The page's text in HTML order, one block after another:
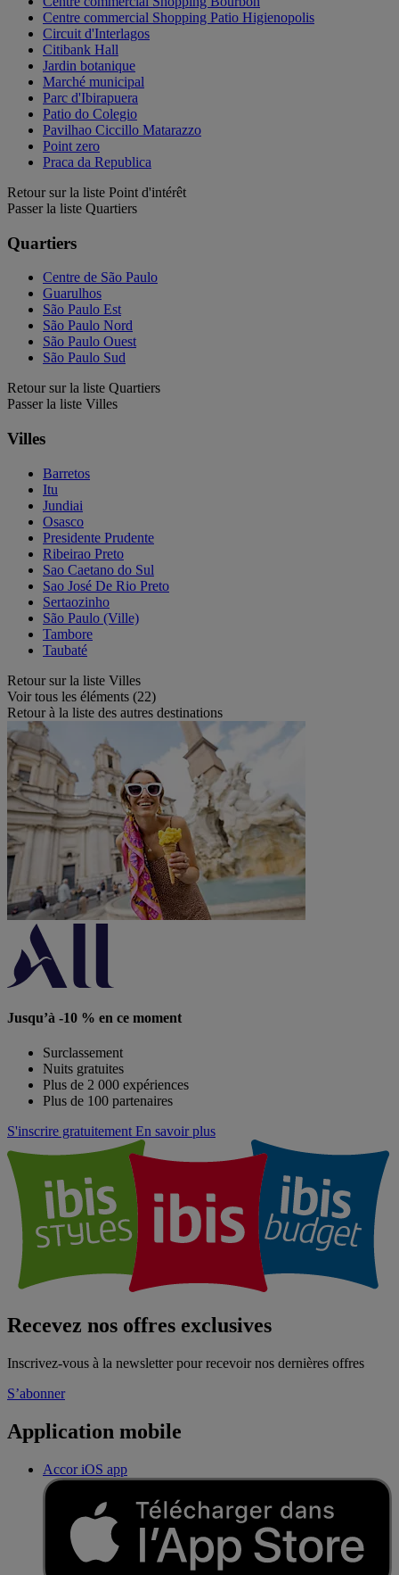
Centre commercial Shopping Patio Higienopolis
Circuit d'Interlagos
Citibank Hall
Jardin botanique
Marché municipal
Parc d'Ibirapuera
Patio do Colegio
Pavilhao Ciccillo Matarazzo
Point zero
Praca da Republica
Retour sur la liste Point d'intérêt
Passer la liste Quartiers
Quartiers
Centre de São Paulo
Guarulhos
São Paulo Est
São Paulo Nord
São Paulo Ouest
São Paulo Sud
Retour sur la liste Quartiers
Passer la liste Villes
Villes
Barretos
Itu
Jundiai
Osasco
Presidente Prudente
Ribeirao Preto
Sao Caetano do Sul
Sao José De Rio Preto
Sertaozinho
São Paulo (Ville)
Tambore
Taubaté
Retour sur la liste Villes
Voir tous les éléments (22)
Retour à la liste des autres destinations
Jusqu’à -10 % en ce moment
Surclassement
Nuits gratuites
Plus de 2 000 expériences
Plus de 100 partenaires
S'inscrire gratuitement En savoir plus
Recevez nos offres exclusives
Inscrivez-vous à la newsletter pour recevoir nos dernières offres
S’abonner
Application mobile
Accor iOS app